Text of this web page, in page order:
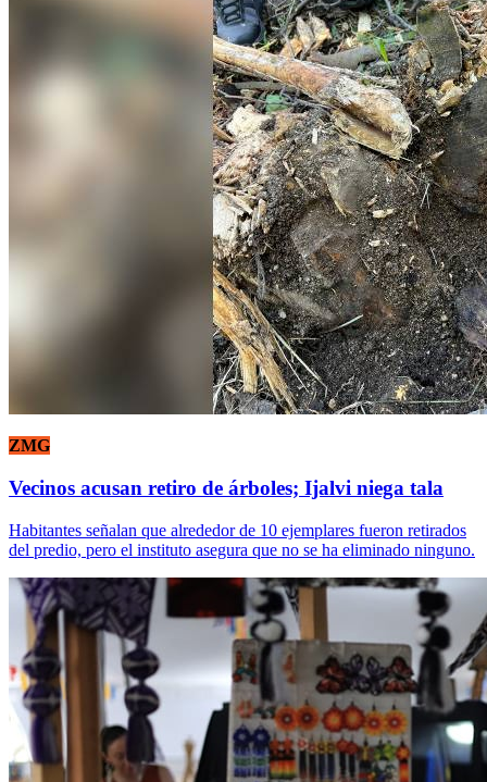
ZMG
Vecinos acusan retiro de árboles; Ijalvi niega tala
Habitantes señalan que alrededor de 10 ejemplares fueron retirados
del predio, pero el instituto asegura que no se ha eliminado ninguno.